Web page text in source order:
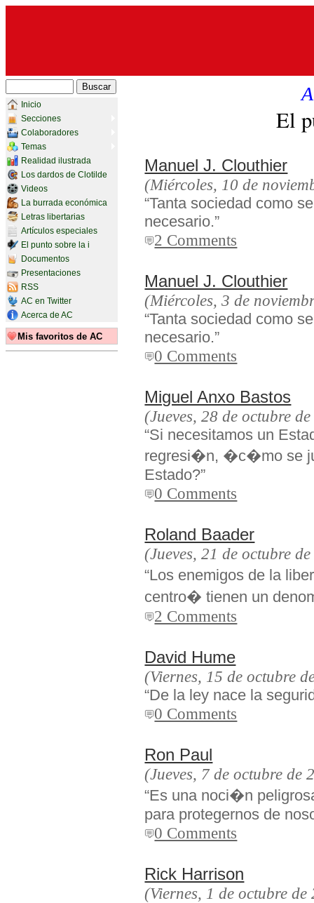
Inicio
Secciones
Colaboradores
Temas
Realidad ilustrada
Los dardos de Clotilde
Videos
La burrada económica
Letras libertarias
Artículos especiales
El punto sobre la i
Documentos
Presentaciones
RSS
AC en Twitter
Acerca de AC
Mis favoritos de AC
El
Manuel J. Clouthier
(Miércoles, 10 de
“Tanta sociedad como
necesario.”
2 Comments
Manuel J. Clouthier
(Miércoles, 3 de
“Tanta sociedad como
necesario.”
0 Comments
Miguel Anxo Bastos
(Jueves, 28 de octubre
“Si necesitamos un
regresi�n, �c�mo se
Estado?”
0 Comments
Roland Baader
(Jueves, 21 de octubre
“Los enemigos de la
centro� tienen un
2 Comments
David Hume
(Viernes, 15 de octubre
“De la ley nace la
0 Comments
Ron Paul
(Jueves, 7 de octubre de
“Es una noci�n
para protegernos de
0 Comments
Rick Harrison
(Viernes, 1 de octubre de